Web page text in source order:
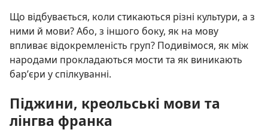
Що відбувається, коли стикаються різні культури, а з
ними й мови? Або, з іншого боку, як на мову
впливає відокремленість груп? Подивімося, як між
народами прокладаються мости та як виникають
бар’єри у спілкуванні.
Піджини, креольські мови та
лінгва франка